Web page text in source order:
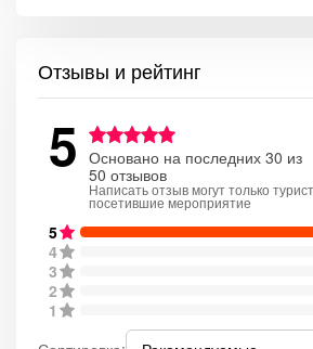
Отзывы и рейтинг
5 Основано на последних 30 из
50 отзывов
Написать отзыв могут только
посетившие мероприятие
5
4
3
2
1